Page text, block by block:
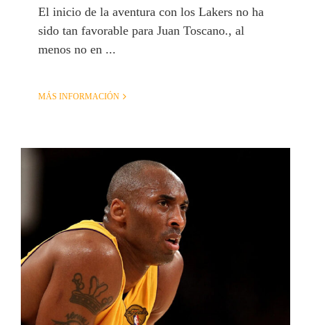
El inicio de la aventura con los Lakers no ha
sido tan favorable para Juan Toscano., al
menos no en ...
MÁS INFORMACIÓN